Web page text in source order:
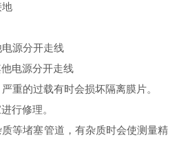
地
源分开走线
电源分开走线
重的过载有时会损坏隔离膜片。
行修理。
等堵塞管道，有杂质时会使测量精